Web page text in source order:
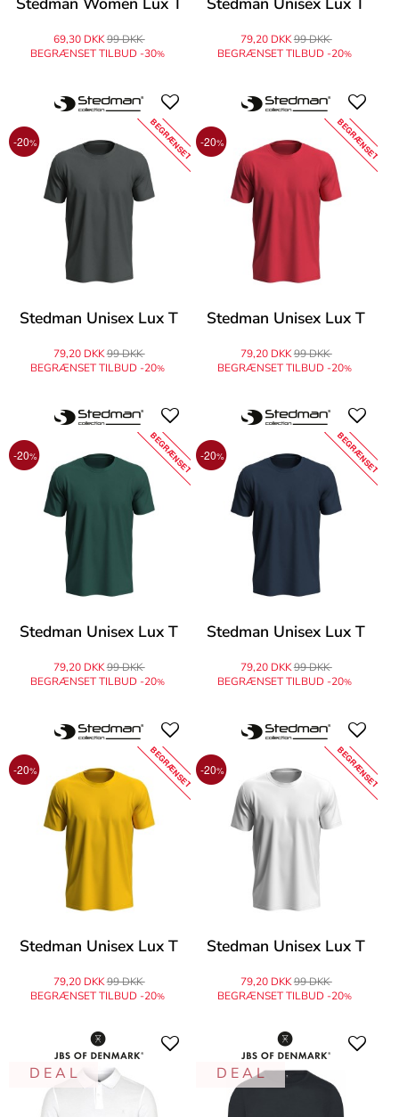
69,30 DKK99 DKK
BEGRÆNSET TILBUD -30%
79,20 DKK99 DKK
BEGRÆNSET TILBUD -20%
-20% BEGRÆNSET
Stedman Unisex Lux T
79,20 DKK99 DKK
BEGRÆNSET TILBUD -20%
-20% BEGRÆNSET
Stedman Unisex Lux T
79,20 DKK99 DKK
BEGRÆNSET TILBUD -20%
-20% BEGRÆNSET
Stedman Unisex Lux T
79,20 DKK99 DKK
BEGRÆNSET TILBUD -20%
-20% BEGRÆNSET
Stedman Unisex Lux T
79,20 DKK99 DKK
BEGRÆNSET TILBUD -20%
-20% BEGRÆNSET
Stedman Unisex Lux T
79,20 DKK99 DKK
BEGRÆNSET TILBUD -20%
-20% BEGRÆNSET
Stedman Unisex Lux T
79,20 DKK99 DKK
BEGRÆNSET TILBUD -20%
D E A L D E A L